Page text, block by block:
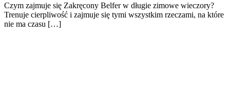
Czym zajmuje się Zakręcony Belfer w długie zimowe wieczory?
Trenuje cierpliwość i zajmuje się tymi wszystkim rzeczami, na które
nie ma czasu […]